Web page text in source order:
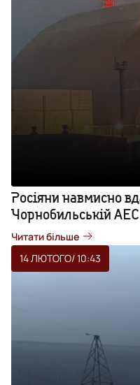
Росіяни навмисно
Чорнобильській
Читати більше
14 ЛЮТОГО/ 10:43